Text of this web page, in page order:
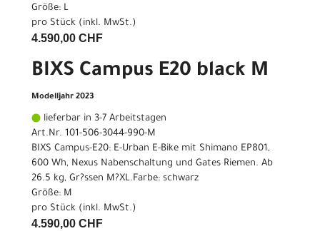
Größe: L
pro Stück (inkl. MwSt.)
4.590,00 CHF
BIXS Campus E20 black M
Modelljahr 2023
lieferbar in 3-7 Arbeitstagen
Art.Nr. 101-506-3044-990-M
BIXS Campus-E20: E-Urban E-Bike mit Shimano EP801,
600 Wh, Nexus Nabenschaltung und Gates Riemen. Ab
26.5 kg, Gr?ssen M?XL.Farbe: schwarz
Größe: M
pro Stück (inkl. MwSt.)
4.590,00 CHF